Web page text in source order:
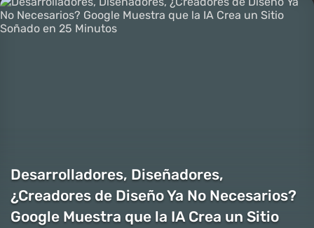
Desarrolladores, Diseñadores,
¿Creadores de Diseño Ya No Necesarios?
Google Muestra que la IA Crea un Sitio